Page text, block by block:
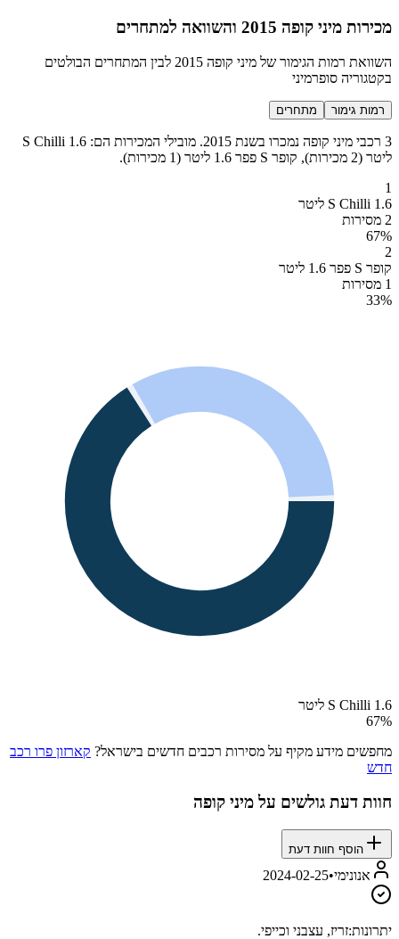
מכירות מיני קופה 2015 והשוואה למתחרים
השוואת רמות הגימור של מיני קופה 2015 לבין המתחרים הבולטים
בקטגוריה סופרמיני
רמות גימור מתחרים
3 רכבי מיני קופה נמכרו בשנת 2015. מובילי המכירות הם: S Chilli 1.6
ליטר (2 מכירות), קופר S פפר 1.6 ליטר (1 מכירות).
1
S Chilli 1.6 ליטר
2 מסירות
67%
2
קופר S פפר 1.6 ליטר
1 מסירות
33%
S Chilli 1.6 ליטר
67%
מחפשים מידע מקיף על מסירות רכבים חדשים בישראל? קארזון פרו רכב
חדש
חוות דעת גולשים על מיני קופה
הוסף חוות דעת
אנונימי•
2024-02-25
יתרונות:זריז, עצבני וכייפי.